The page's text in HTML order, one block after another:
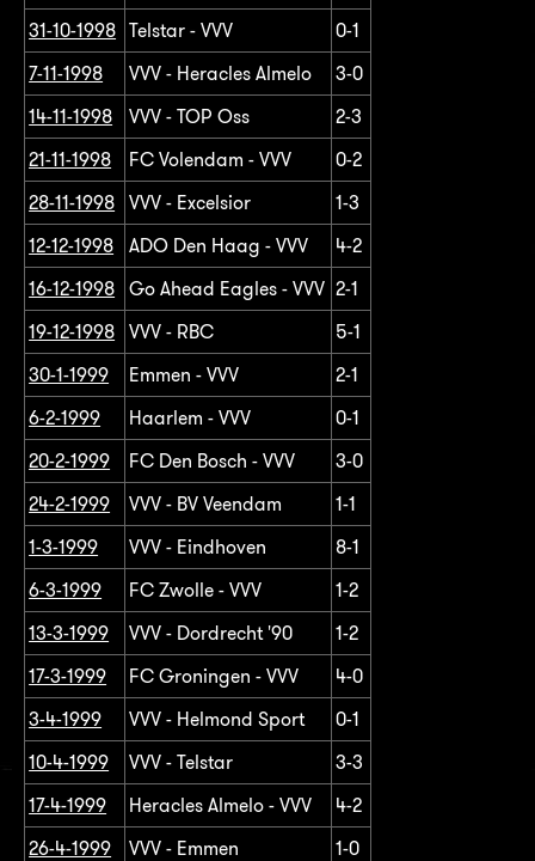
31-10-1998 Telstar - VVV
0-1
7-11-1998
VVV - Heracles Almelo
3-0
14-11-1998
VVV - TOP Oss
2-3
21-11-1998
FC Volendam - VVV
0-2
28-11-1998
VVV - Excelsior
1-3
12-12-1998
ADO Den Haag - VVV
4-2
16-12-1998
Go Ahead Eagles - VVV 2-1
19-12-1998
VVV - RBC
5-1
30-1-1999
Emmen - VVV
2-1
6-2-1999
Haarlem - VVV
0-1
20-2-1999
FC Den Bosch - VVV
3-0
24-2-1999
VVV - BV Veendam
1-1
1-3-1999
VVV - Eindhoven
8-1
6-3-1999
FC Zwolle - VVV
1-2
13-3-1999
VVV - Dordrecht '90
1-2
17-3-1999
FC Groningen - VVV
4-0
3-4-1999
VVV - Helmond Sport
0-1
10-4-1999
VVV - Telstar
3-3
17-4-1999
Heracles Almelo - VVV
4-2
26-4-1999
VVV - Emmen
1-0